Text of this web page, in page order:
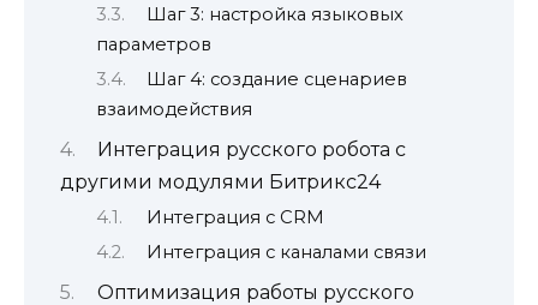
Шаг 3: настройка языковых
параметров
Шаг 4: создание сценариев
взаимодействия
Интеграция русского робота с
другими модулями Битрикс24
Интеграция с CRM
Интеграция с каналами связи
Оптимизация работы русского